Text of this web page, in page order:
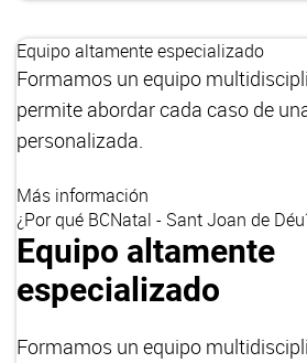
Equipo altamente especializado
Formamos un equipo
permite abordar cada caso de
personalizada.
Más información
¿Por qué BCNatal - Sant Joan de
Equipo altamente
especializado
Formamos un equipo